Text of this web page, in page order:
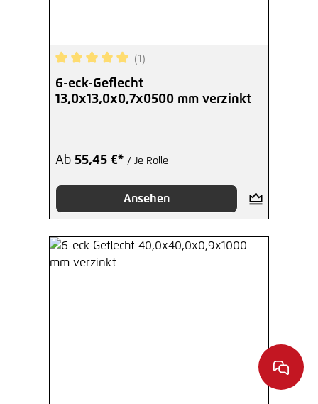
Durchschnittliche Bewertung von 5 von 5
(1)
6-eck-Geflecht
13,0x13,0x0,7x0500 mm verzinkt
Ab 55,45 €* / Je Rolle
Ansehen